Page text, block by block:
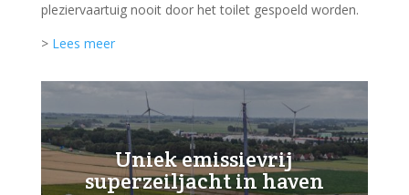
pleziervaartuig nooit door het toilet gespoeld worden.
> Lees meer
Uniek emissievrij
superzeiljacht in haven